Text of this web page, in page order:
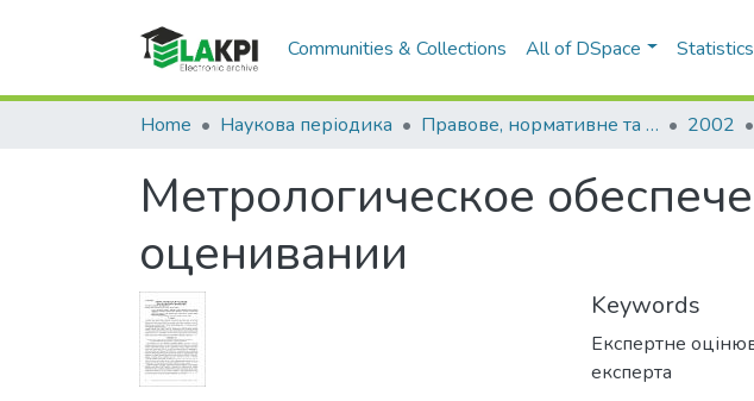
Communities & Collections All of DSpace Statistics
Home Наукова періодика Правове, нормативне та метрологічне забезпечення системи захисту інформації в Україні 2002
Метрологическое
оценивании
Keywords
Експертне
експерта